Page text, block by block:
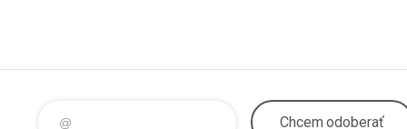
Chcem odoberať